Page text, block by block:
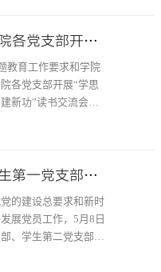
【主题教育】学院各党支部开展“学思想、强党性、重实践、建新功”读书交流会主题党日
教育工作要求和学院
各党支部开展“学思
新功”读书交流会主
【学生党建】学生第一党支部、学生第二党支部召开预备党员接收大会
的建设总要求和新时
展党员工作，5月8日
、学生第二党支部分